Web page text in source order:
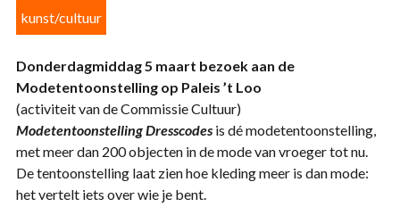
kunst/cultuur
Donderdagmiddag 5 maart bezoek aan de
Modetentoonstelling op Paleis ’t Loo
(activiteit van de Commissie Cultuur)
ModetentoonstellingDresscodesis dé modetentoonstelling,
met meer dan 200 objecten in de mode van vroeger tot nu.
De tentoonstelling laat zien hoe kleding meer is dan mode:
het vertelt iets over wie je bent.